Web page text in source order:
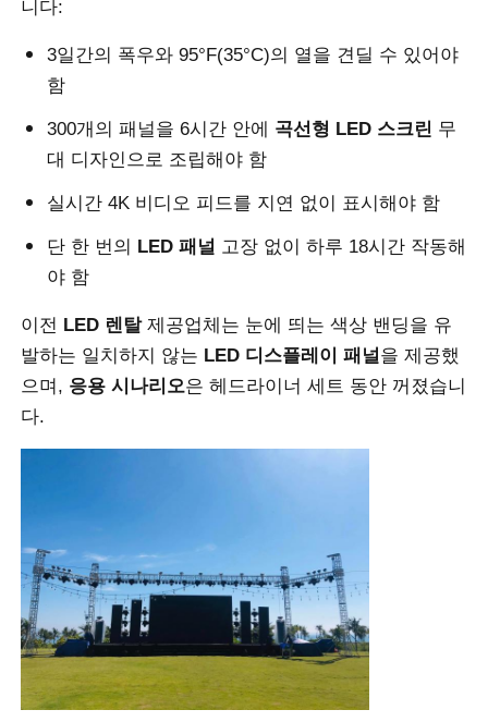
품질 관리
문의하기
뉴스
견적 요청
LED 비디오 월 디스플레이
스테이지 LED 화면 임대
COB LED 비디오 월
투명한 LED 디스플레이
니다:
3일간의 폭우와 95°F(35°C)의 열을 견딜 수 있어야
함
300개의 패널을 6시간 안에 곡선형 LED 스크린 무
대 디자인으로 조립해야 함
실시간 4K 비디오 피드를 지연 없이 표시해야 함
단 한 번의 LED 패널 고장 없이 하루 18시간 작동해
야 함
이전 LED 렌탈제공업체는 눈에 띄는 색상 밴딩을 유
발하는 일치하지 않는 LED 디스플레이 패널 을 제공했
으며, 응용 시나리오은 헤드라이너 세트 동안 꺼졌습니
다.